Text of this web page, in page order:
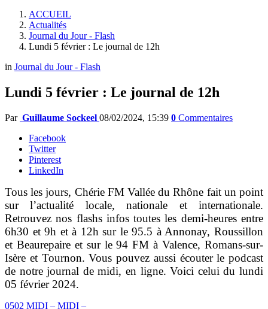
ACCUEIL
Actualités
Journal du Jour - Flash
Lundi 5 février : Le journal de 12h
in Journal du Jour - Flash
Lundi 5 février : Le journal de 12h
Par Guillaume Sockeel 08/02/2024, 15:39 0 Commentaires
Facebook
Twitter
Pinterest
LinkedIn
Tous les jours, Chérie FM Vallée du Rhône fait un point
sur l’actualité locale, nationale et internationale.
Retrouvez nos flashs infos toutes les demi-heures entre
6h30 et 9h et à 12h sur le 95.5 à Annonay, Roussillon
et Beaurepaire et sur le 94 FM à Valence, Romans-sur-
Isère et Tournon. Vous pouvez aussi écouter le podcast
de notre journal de midi, en ligne. Voici celui du lundi
05 février 2024.
0502 MIDI – MIDI –